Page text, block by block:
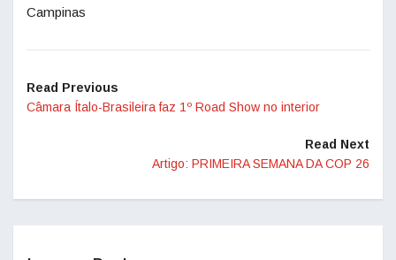
Campinas
Read Previous
Câmara Ítalo-Brasileira faz 1º Road Show no interior
Read Next
Artigo: PRIMEIRA SEMANA DA COP 26